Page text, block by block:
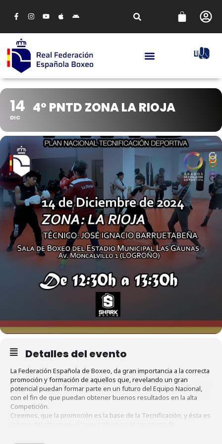
14
DIC
4º PNTD ZONA LA RIOJA
Detalles del evento
La Federación Española de Boxeo, da gran importancia a la correcta
promoción y formación de aquellos que, revelando un gran
potencial puedan formar parte en un futuro del Equipo Nacional,
con el fin de que puedan obtener buenos resultados en la alta
Competición.
Creemos, que la promoción es la base de la Tecnificación, y ésta es
servirán para que lleguen con una formación cada vez mayor que